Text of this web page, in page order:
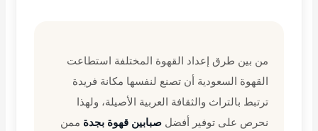
من بين طرق إعداد القهوة المختلفة استطاعت
القهوة السعودية أن تصنع لنفسها مكانة فريدة
ترتبط بالتراث والثقافة العربية الأصيلة، ولهذا
نحرص على توفير أفضلصبابين قهوة بجدة ممن